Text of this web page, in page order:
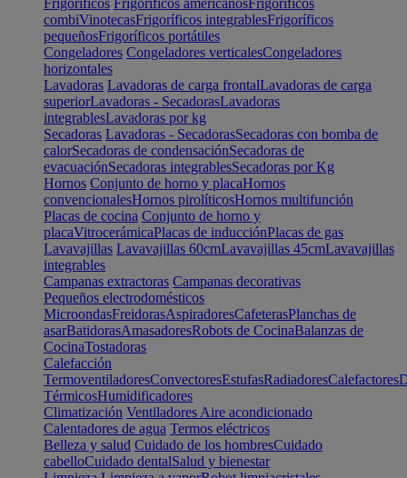
Frigoríficos Frigoríficos americanosFrigoríficos
combiVinotecasFrigoríficos integrablesFrigoríficos
pequeñosFrigoríficos portátiles
Congeladores Congeladores verticalesCongeladores
horizontales
Lavadoras Lavadoras de carga frontalLavadoras de carga
superiorLavadoras - SecadorasLavadoras
integrablesLavadoras por kg
Secadoras Lavadoras - SecadorasSecadoras con bomba de
calorSecadoras de condensaciónSecadoras de
evacuaciónSecadoras integrablesSecadoras por Kg
Hornos Conjunto de horno y placaHornos
convencionalesHornos pirolíticosHornos multifunción
Placas de cocina Conjunto de horno y
placaVitrocerámicaPlacas de inducciónPlacas de gas
Lavavajillas Lavavajillas 60cmLavavajillas 45cmLavavajillas
integrables
Campanas extractoras Campanas decorativas
Pequeños electrodomésticos
MicroondasFreidorasAspiradoresCafeterasPlanchas de
asarBatidorasAmasadoresRobots de CocinaBalanzas de
CocinaTostadoras
Calefacción
TermoventiladoresConvectoresEstufasRadiadoresCalefactores
TérmicosHumidificadores
Climatización Ventiladores Aire acondicionado
Calentadores de agua Termos eléctricos
Belleza y salud Cuidado de los hombresCuidado
cabelloCuidado dentalSalud y bienestar